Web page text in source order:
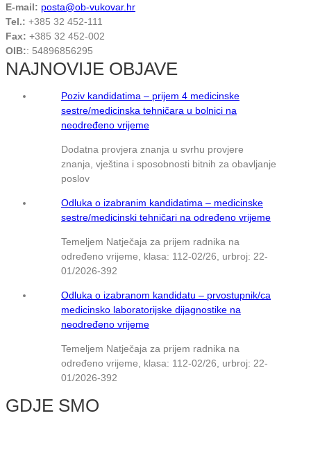
E-mail: posta@ob-vukovar.hr
Tel.: +385 32 452-111
Fax: +385 32 452-002
OIB:: 54896856295
NAJNOVIJE OBJAVE
Poziv kandidatima – prijem 4 medicinske
sestre/medicinska tehničara u bolnici na
neodređeno vrijeme
Dodatna provjera znanja u svrhu provjere
znanja, vještina i sposobnosti bitnih za obavljanje
poslov
Odluka o izabranim kandidatima – medicinske
sestre/medicinski tehničari na određeno vrijeme
Temeljem Natječaja za prijem radnika na
određeno vrijeme, klasa: 112-02/26, urbroj: 22-
01/2026-392
Odluka o izabranom kandidatu – prvostupnik/ca
medicinsko laboratorijske dijagnostike na
neodređeno vrijeme
Temeljem Natječaja za prijem radnika na
određeno vrijeme, klasa: 112-02/26, urbroj: 22-
01/2026-392
GDJE SMO